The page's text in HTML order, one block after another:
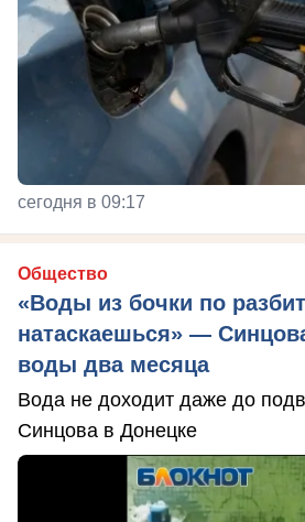
сегодня в 09:17
Общество
«Воды из бочки по
натаскаешься» —
воды два месяца
Вода не доходит даже до
Синцова в Донецке